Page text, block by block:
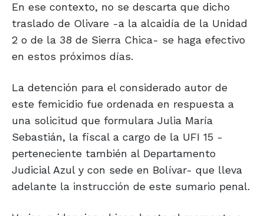
En ese contexto, no se descarta que dicho
traslado de Olivare -a la alcaidía de la Unidad
2 o de la 38 de Sierra Chica- se haga efectivo
en estos próximos días.
La detención para el considerado autor de
este femicidio fue ordenada en respuesta a
una solicitud que formulara Julia María
Sebastián, la fiscal a cargo de la UFI 15 -
perteneciente también al Departamento
Judicial Azul y con sede en Bolívar- que lleva
adelante la instrucción de este sumario penal.